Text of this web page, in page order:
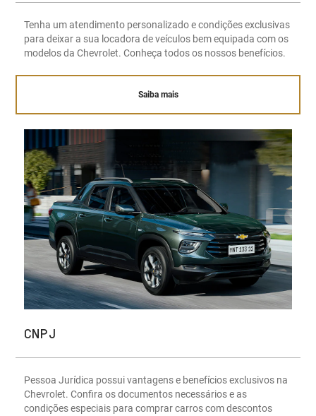
Tenha um atendimento personalizado e condições exclusivas
para deixar a sua locadora de veículos bem equipada com os
modelos da Chevrolet. Conheça todos os nossos benefícios.
Saiba mais
CNPJ
Pessoa Jurídica possui vantagens e benefícios exclusivos na
Chevrolet. Confira os documentos necessários e as
condições especiais para comprar carros com descontos